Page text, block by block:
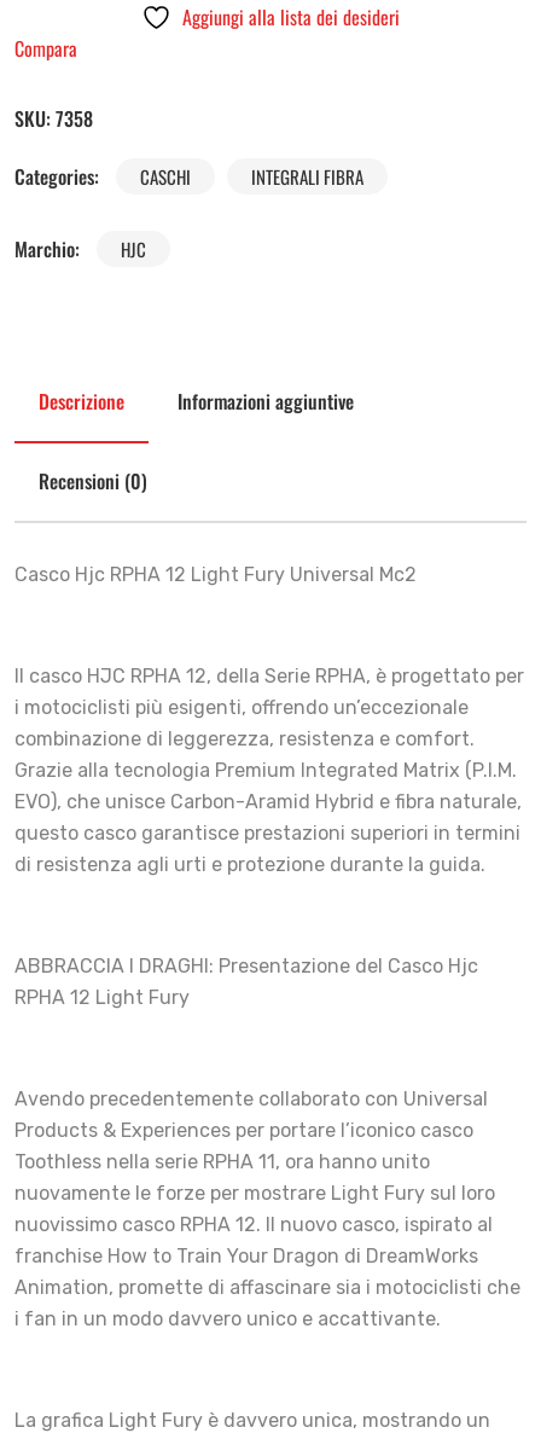
Aggiungi alla lista dei desideri
Compara
SKU: 7358
Categories:
CASCHI INTEGRALI FIBRA
Marchio: HJC
Descrizione Informazioni aggiuntive
Recensioni (0)
Casco Hjc RPHA 12 Light Fury Universal Mc2
Il casco HJC RPHA 12, della Serie RPHA, è progettato per
i motociclisti più esigenti, offrendo un’eccezionale
combinazione di leggerezza, resistenza e comfort.
Grazie alla tecnologia Premium Integrated Matrix (P.I.M.
EVO), che unisce Carbon-Aramid Hybrid e fibra naturale,
questo casco garantisce prestazioni superiori in termini
di resistenza agli urti e protezione durante la guida.
ABBRACCIA I DRAGHI: Presentazione del Casco Hjc
RPHA 12 Light Fury
Avendo precedentemente collaborato con Universal
Products & Experiences per portare l’iconico casco
Toothless nella serie RPHA 11, ora hanno unito
nuovamente le forze per mostrare Light Fury sul loro
nuovissimo casco RPHA 12. Il nuovo casco, ispirato al
franchise How to Train Your Dragon di DreamWorks
Animation, promette di affascinare sia i motociclisti che
i fan in un modo davvero unico e accattivante.
La grafica Light Fury è davvero unica, mostrando un